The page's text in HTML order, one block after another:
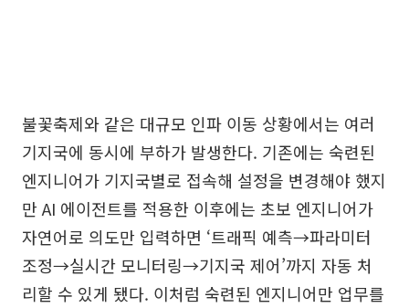
불꽃축제와 같은 대규모 인파 이동 상황에서는 여러
기지국에 동시에 부하가 발생한다. 기존에는 숙련된
엔지니어가 기지국별로 접속해 설정을 변경해야 했지
만 AI 에이전트를 적용한 이후에는 초보 엔지니어가
자연어로 의도만 입력하면 ‘트래픽 예측→파라미터
조정→실시간 모니터링→기지국 제어’까지 자동 처
리할 수 있게 됐다. 이처럼 숙련된 엔지니어만 업무를